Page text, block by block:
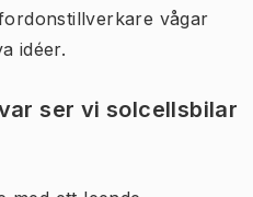
vågar
idéer.
ser vi solcellsbilar